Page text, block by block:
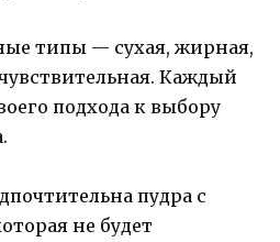
типы — сухая, жирная,
Каждый
подхода к выбору
пудра с
не будет